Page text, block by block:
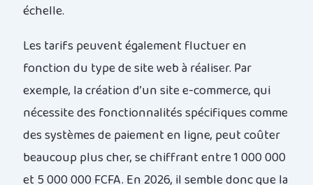
échelle.
Les tarifs peuvent également fluctuer en
fonction du type de site web à réaliser. Par
exemple, la création d’un site e-commerce, qui
nécessite des fonctionnalités spécifiques comme
des systèmes de paiement en ligne, peut coûter
beaucoup plus cher, se chiffrant entre 1 000 000
et 5 000 000 FCFA. En 2026, il semble donc que la